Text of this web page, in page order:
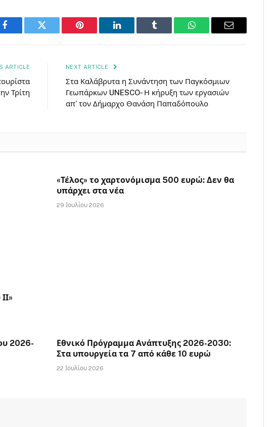
Facebook Twitter Pinterest LinkedIn Tumblr WhatsAppEmail
ARTICLE
Τρίτη
NEXT ARTICLE
Στα Καλάβρυτα η Συνάντηση των Παγκόσμιων
Γεωπάρκων UNESCO- Η κήρυξη των εργασιών
απ’ τον Δήμαρχο Θανάση Παπαδόπουλο
«Τέλος» το χαρτονόμισμα 500 ευρώ: Δεν θα
υπάρχει στα νέα
29 Ιουλίου 2026
2026-
Εθνικό Πρόγραμμα Ανάπτυξης 2026-2030:
Στα υπουργεία τα 7 από κάθε 10 ευρώ
22 Ιουλίου 2026